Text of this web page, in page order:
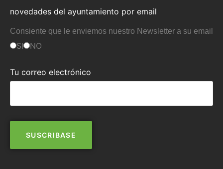
novedades del ayuntamiento por email
Consiente que le enviemos nuestro Newsletter a su email
SI NO
Tu correo electrónico